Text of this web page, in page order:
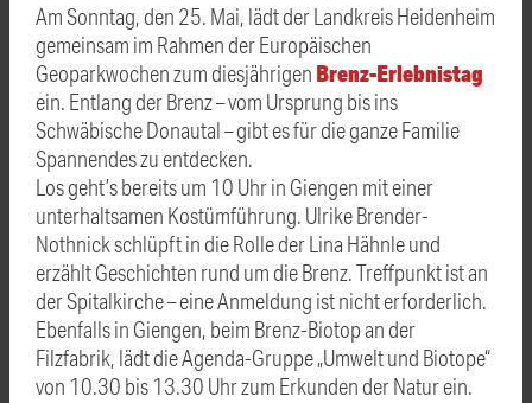
Am Sonntag, den 25. Mai, lädt der Landkreis Heidenheim
gemeinsam im Rahmen der Europäischen
Geoparkwochen zum diesjährigen Brenz-Erlebnistag
ein. Entlang der Brenz – vom Ursprung bis ins
Schwäbische Donautal – gibt es für die ganze Familie
Spannendes zu entdecken.
Los geht’s bereits um 10 Uhr in Giengen mit einer
unterhaltsamen Kostümführung. Ulrike Brender-
Nothnick schlüpft in die Rolle der Lina Hähnle und
erzählt Geschichten rund um die Brenz. Treffpunkt ist an
der Spitalkirche – eine Anmeldung ist nicht erforderlich.
Ebenfalls in Giengen, beim Brenz-Biotop an der
Filzfabrik, lädt die Agenda-Gruppe „Umwelt und Biotope“
von 10.30 bis 13.30 Uhr zum Erkunden der Natur ein.